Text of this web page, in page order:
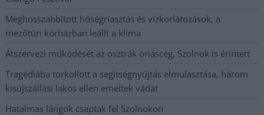
Meghosszabbított hőségriasztás és vízkorlátozások, a
mezőtúri kórházban leállt a klíma
Átszervezi működését az osztrák óriáscég, Szolnok is érintett
Tragédiába torkollott a segítségnyújtás elmulasztása, három
kisújszállási lakos ellen emeltek vádat
Hatalmas lángok csaptak fel Szolnokon